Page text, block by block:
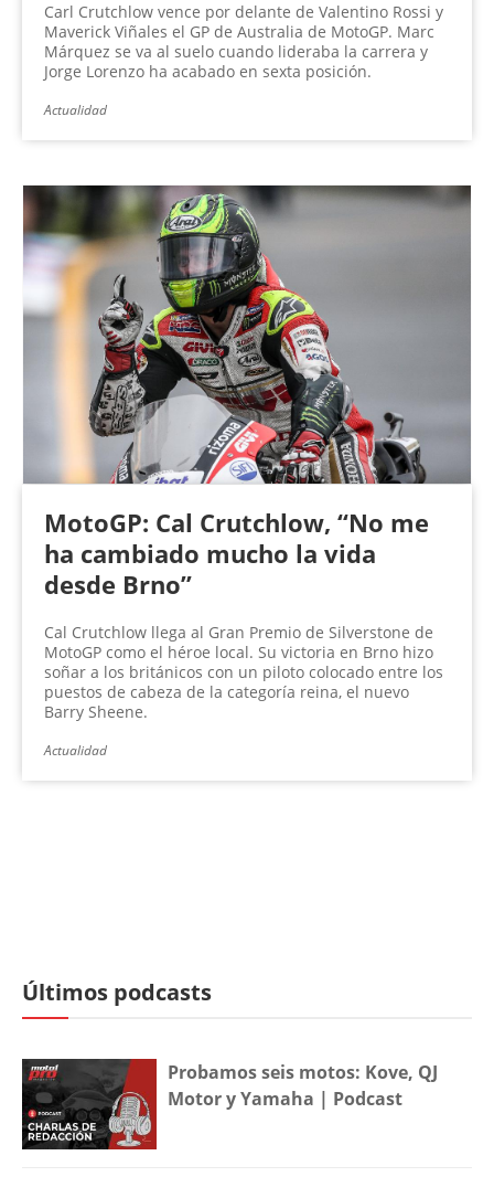
Carl Crutchlow vence por delante de Valentino Rossi y
Maverick Viñales el GP de Australia de MotoGP. Marc
Márquez se va al suelo cuando lideraba la carrera y
Jorge Lorenzo ha acabado en sexta posición.
Actualidad
MotoGP: Cal Crutchlow, “No me
ha cambiado mucho la vida
desde Brno”
Cal Crutchlow llega al Gran Premio de Silverstone de
MotoGP como el héroe local. Su victoria en Brno hizo
soñar a los británicos con un piloto colocado entre los
puestos de cabeza de la categoría reina, el nuevo
Barry Sheene.
Actualidad
Últimos podcasts
Probamos seis motos: Kove, QJ
Motor y Yamaha | Podcast